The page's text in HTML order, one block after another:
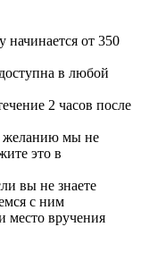
начинается от 350
в любой
2 часов после
желанию мы не
это в
вы не знаете
с ним
место вручения